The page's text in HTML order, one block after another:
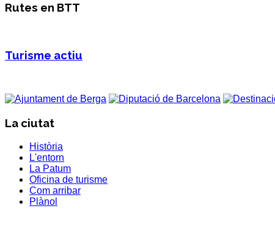
Rutes en BTT
Turisme actiu
La ciutat
Història
L'entorn
La Patum
Oficina de turisme
Com arribar
Plànol